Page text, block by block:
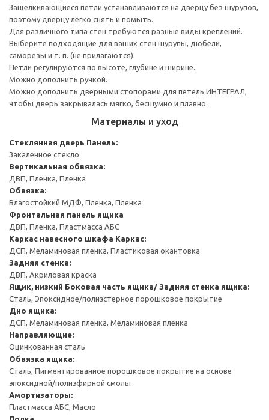
Защелкивающиеся петли устанавливаются на дверцу без шурупов,
поэтому дверцу легко снять и помыть.
Для различного типа стен требуются разные виды креплений.
Выберите подходящие для ваших стен шурупы, дюбели,
саморезы и т. п. (не прилагаются).
Петли регулируются по высоте, глубине и ширине.
Можно дополнить ручкой.
Можно дополнить дверными стопорами для петель ИНТЕГРАЛ,
чтобы дверь закрывалась мягко, бесшумно и плавно.
Материалы и уход
Стеклянная дверь Панель:
Закаленное стекло
Вертикальная обвязка:
ДВП, Пленка, Пленка
Обвязка:
Влагостойкий МДФ, Пленка, Пленка
Фронтальная панель ящика
ДВП, Пленка, Пластмасса АБС
Каркас навесного шкафа Каркас:
ДСП, Меламиновая пленка, Пластиковая окантовка
Задняя стенка:
ДВП, Акриловая краска
Ящик, низкий Боковая часть ящика/ Задняя стенка ящика:
Сталь, Эпоксидное/полиэстерное порошковое покрытие
Дно ящика:
ДСП, Меламиновая пленка, Меламиновая пленка
Направляющие:
Оцинкованная сталь
Обвязка ящика:
Сталь, Пигментированное порошковое покрытие на основе
эпоксидной/полиэфирной смолы
Амортизаторы:
Пластмасса АБС, Масло